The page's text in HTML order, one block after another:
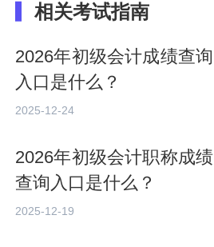
相关考试指南
2026年初级会计成绩查询
入口是什么？
2025-12-24
2026年初级会计职称成绩
查询入口是什么？
2025-12-19